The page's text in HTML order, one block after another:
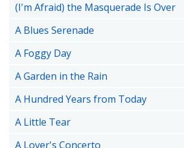
(I'm Afraid) the Masquerade Is Over
A Blues Serenade
A Foggy Day
A Garden in the Rain
A Hundred Years from Today
A Little Tear
A Lover's Concerto